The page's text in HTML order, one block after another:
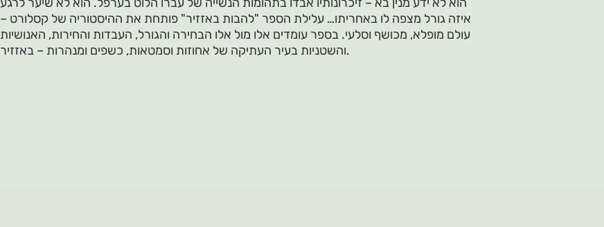
איזה גורל מצפה לו באחריתו… עלילת הספר "להבות באזזיר" פותחת את ההיסטוריה של קסלורט –
עולם מופלא, מכושף וסלעי. בספר עומדים אלו מול אלו הבחירה והגורל, העבדות והחירות, האנושיות
והשטניות בעיר העתיקה של אחוזות וסמטאות, כשפים ומנהרות – באזזיר.